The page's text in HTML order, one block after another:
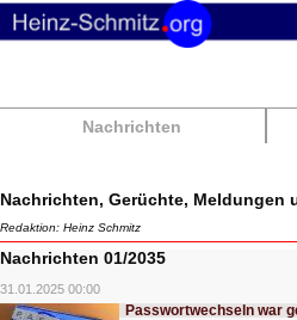
Nachrichten
Nachrichten, Gerüchte, Meldungen
Redaktion: Heinz Schmitz
Nachrichten 01/2035
31.01.2025 00:00
Passwortwechseln war